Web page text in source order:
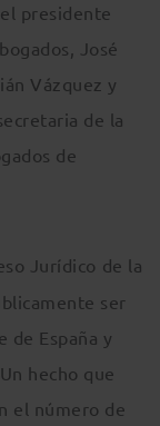
presidente
José
Vázquez y
de la
de
Jurídico de la
ser
España y
hecho que
el número de